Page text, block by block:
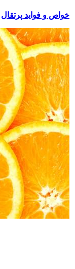
خواص و فواید پرتقال